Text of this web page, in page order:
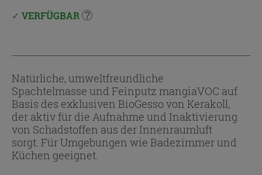
VERFÜGBAR
Natürliche, umweltfreundliche
Spachtelmasse und Feinputz mangiaVOC auf
Basis des exklusiven BioGesso von Kerakoll,
der aktiv für die Aufnahme und Inaktivierung
von Schadstoffen aus der Innenraumluft
sorgt. Für Umgebungen wie Badezimmer und
Küchen geeignet.